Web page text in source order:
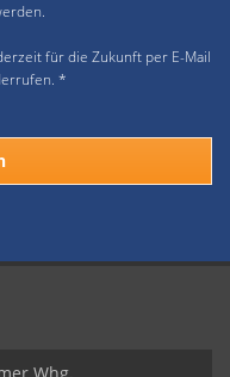
für die Zukunft per E-Mail
*